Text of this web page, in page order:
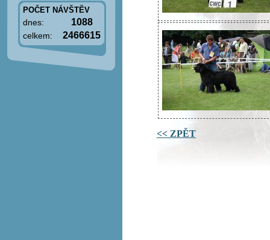
POČET NÁVŠTĚV
dnes: 1088
celkem: 2466615
<< ZPĚT